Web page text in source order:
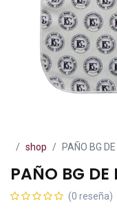
shop PAÑO BG
PAÑO BG
(0 reseña)